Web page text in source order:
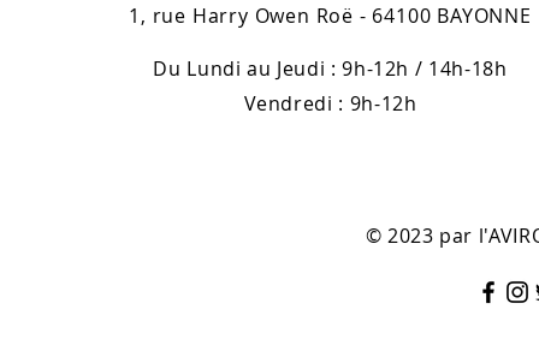
1, rue Harry Owen Roë - 64100 BAYONNE
Du Lundi au Jeudi : 9h-12h / 14h-18h
Vendredi : 9h-12h
© 2023 par